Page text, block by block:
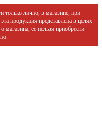
лично, в магазине, при
продукция представлена в целях
магазина, ее нельзя приобрести